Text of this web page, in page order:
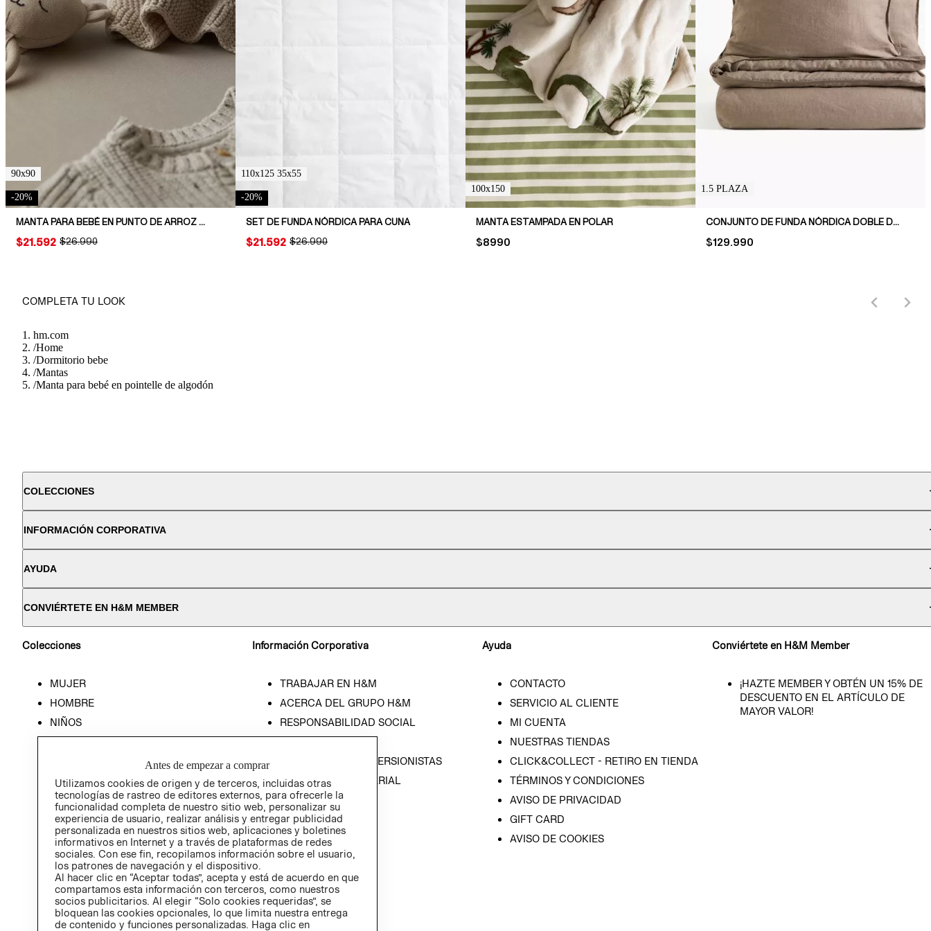
90x90
-20%
MANTA PARA BEBÉ EN PUNTO DE ARROZ DE ALGODÓN
ORIGINAL PRICE:
$26.990
PRICE:
$21.592
110x125 35x55
-20%
SET DE FUNDA NÓRDICA PARA CUNA
ORIGINAL PRICE:
$26.990
PRICE:
$21.592
100x150
MANTA ESTAMPADA EN POLAR
PRICE:
$8990
1.5 PLAZA
CONJUNTO DE FUNDA NÓRDICA DOBLE DE LINO
PRICE:
$129.990
COMPLETA TU LOOK
hm.com
/Home
/Dormitorio bebe
/Mantas
/Manta para bebé en pointelle de algodón
COLECCIONES
INFORMACIÓN CORPORATIVA
AYUDA
CONVIÉRTETE EN H&M MEMBER
Colecciones
MUJER
HOMBRE
NIÑOS
Información Corporativa
TRABAJAR EN H&M
ACERCA DEL GRUPO H&M
RESPONSABILIDAD SOCIAL
RELACIÓN CON INVERSIONISTAS
POLÍTICA EMPRESARIAL
Ayuda
CONTACTO
SERVICIO AL CLIENTE
MI CUENTA
NUESTRAS TIENDAS
CLICK&COLLECT - RETIRO EN TIENDA
TÉRMINOS Y CONDICIONES
AVISO DE PRIVACIDAD
GIFT CARD
AVISO DE COOKIES
Conviértete en H&M Member
¡HAZTE MEMBER Y OBTÉN UN 15% DE
DESCUENTO EN EL ARTÍCULO DE
MAYOR VALOR!
Antes de empezar a comprar
Utilizamos cookies de origen y de terceros, incluidas otras
tecnologías de rastreo de editores externos, para ofrecerle la
funcionalidad completa de nuestro sitio web, personalizar su
experiencia de usuario, realizar análisis y entregar publicidad
personalizada en nuestros sitios web, aplicaciones y boletines
informativos en Internet y a través de plataformas de redes
sociales. Con ese fin, recopilamos información sobre el usuario,
los patrones de navegación y el dispositivo.
Al hacer clic en “Aceptar todas”, acepta y está de acuerdo en que
compartamos esta información con terceros, como nuestros
socios publicitarios. Al elegir “Solo cookies requeridas”, se
bloquean las cookies opcionales, lo que limita nuestra entrega
de contenido y funciones personalizadas. Haga clic en